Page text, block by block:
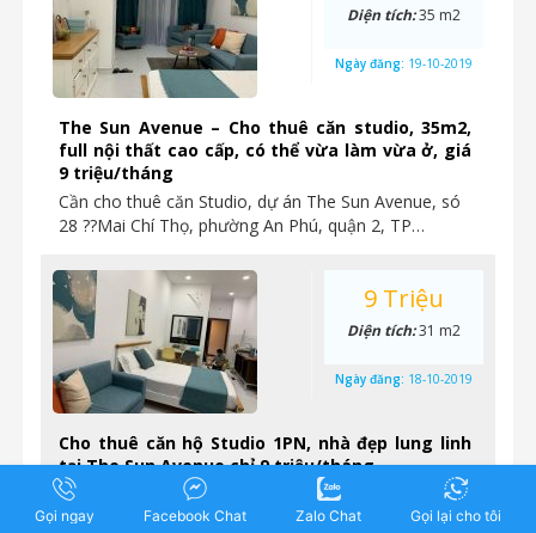
The Sun Avenue – Cho thuê căn studio, 35m2,
full nội thất cao cấp, có thể vừa làm vừa ở, giá
9 triệu/tháng
Cần cho thuê căn Studio, dự án The Sun Avenue, só
28 ??Mai Chí Thọ, phường An Phú, quận 2, TP…
Diện tích:35 m2
Ngày đăng: 19-10-2019
Cho thuê căn hộ Studio 1PN, nhà đẹp lung linh
tại The Sun Avenue chỉ 9 triệu/tháng
Cho thuê nhanh căn hộ Studio 1PN chung cư cao cấp
The Sun Avenue Nhà hoàn thiện y như hình,…
9 Triệu
Diện tích:31 m2
Ngày đăng: 18-10-2019
Gọi ngay Facebook Chat Zalo Chat Gọi lại cho tôi